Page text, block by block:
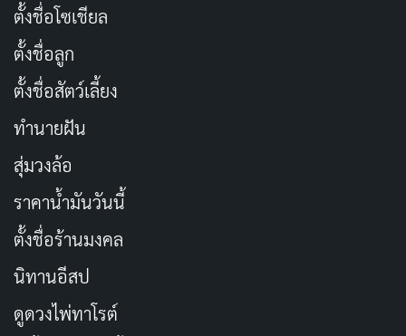
กรมส่งเสริมคุณภาพและสิ่งแวดล้อม กระทรวงวิทยาศาสตร์
เทคโนโลยีและสิ่งแวดล้อม ในฐานะที่เป็นหน่วยงานที่รับผิด
ชอบในการส่งเสริม เผยแพร่ประชาสัมพันธ์ในการเสริม
สร้างจิตสำนึก และการมีส่วนร่วมของประชาชนในการ
ป้องกันดูแลอนุรักษ์รักษาสิ่งแวดล้อม ได้ร่วมกับหน่วยงาน
ต่าง ๆ ทั้งภาครัฐ เอกชน และองค์กรพัฒนาต่าง ๆ
จัดกิจกรรมรณรงค์ในรูปแบบต่าง ๆ เช่น การจัดนิทรรศการ
การเสวนาและเปลี่ยนความคิดเห็น การจัดนิทรรศการ การ
ส่วนภูมิภาค อย่างต่อเนื่องกันมาโดยตลอดใน 10 ปีที่ผ่านมา
ตั้งชื่อโซเชียล
ตั้งชื่อลูก
ตั้งชื่อสัตว์เลี้ยง
ทำนายฝัน
สุ่มวงล้อ
ราคาน้ำมันวันนี้
ตั้งชื่อร้านมงคล
นิทานอีสป
ดูดวงไพ่ทาโรต์